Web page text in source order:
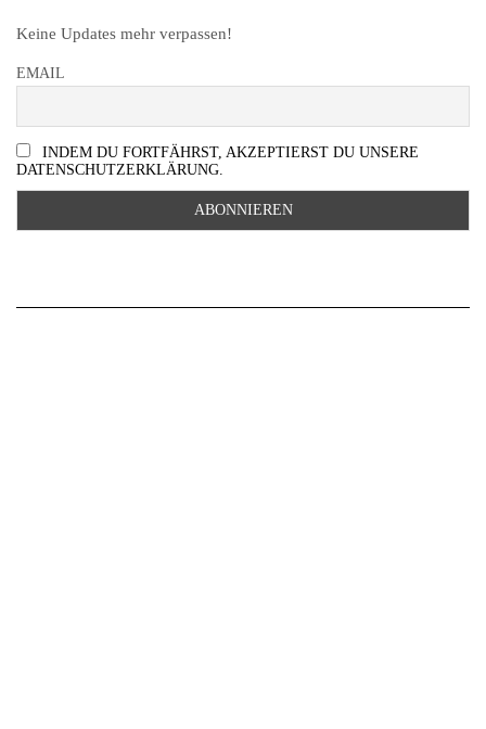
Keine Updates mehr verpassen!
EMAIL
INDEM DU FORTFÄHRST, AKZEPTIERST DU UNSERE
DATENSCHUTZERKLÄRUNG.